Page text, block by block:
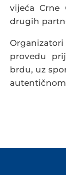
vijeća Crne
drugih
provedu
brdu, uz